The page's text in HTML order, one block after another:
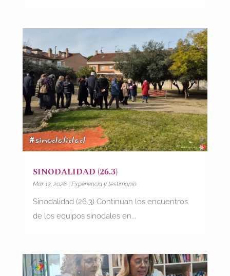
SINODALIDAD (26.3)
Mar 12, 2026| Experiencia y testimonio
Sinodalidad (26.3) Continúan los encuentros
de los equipos sinodales en...